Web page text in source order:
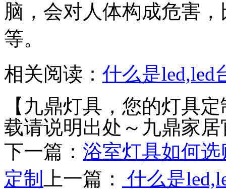
脑，会对人体构成危害
等。
相关阅读： 什么是led,led
【九鼎灯具，您的灯具
载请说明出处～九鼎家居
下一篇： 浴室灯具如何
定制
上一篇：
什么是